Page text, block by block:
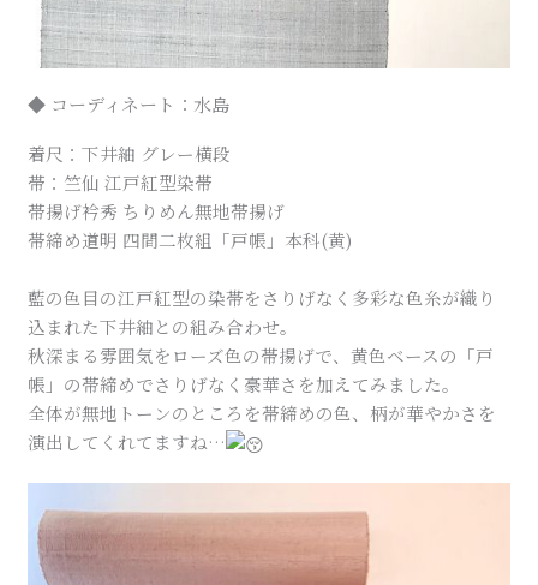
◆ コーディネート：水島
着尺：下井紬 グレー横段
帯：竺仙 江戸紅型染帯
帯揚げ衿秀 ちりめん無地帯揚げ
帯締め道明 四間二枚組「戸帳」本科(黄)
藍の色目の江戸紅型の染帯をさりげなく多彩な色糸が織り
込まれた下井紬との組み合わせ。
秋深まる雰囲気をローズ色の帯揚げで、黄色ベースの「戸
帳」の帯締めでさりげなく豪華さを加えてみました。
全体が無地トーンのところを帯締めの色、柄が華やかさを
演出してくれてますね…